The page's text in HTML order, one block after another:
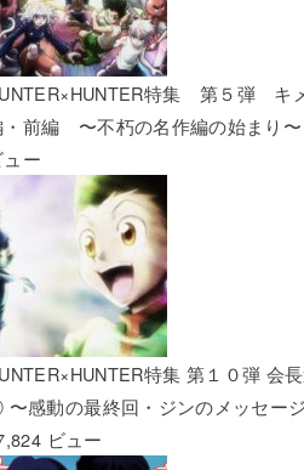
特集 第５弾 キ
・前編 〜不朽の名作編の始まり〜
ー
特集 第１０弾 会
感動の最終回・ジンのメッセー
ビュー